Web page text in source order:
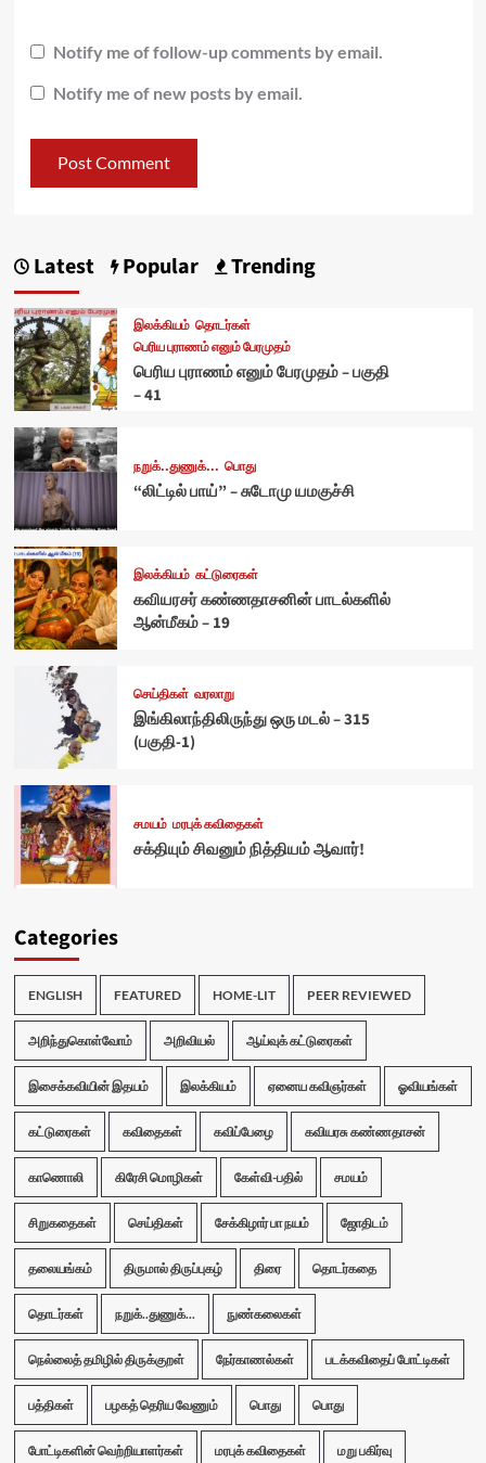
Notify me of follow-up comments by email.
Notify me of new posts by email.
Latest Popular Trending
இலக்கியம் தொடர்கள்
பெரிய புராணம் எனும் பேரமுதம்
பெரிய புராணம் எனும் பேரமுதம் – பகுதி
– 41
நறுக்..துணுக்... பொது
“லிட்டில் பாய்” – சுடோமு யமகுச்சி
இலக்கியம் கட்டுரைகள்
கவியரசர் கண்ணதாசனின் பாடல்களில்
ஆன்மீகம் – 19
செய்திகள் வரலாறு
இங்கிலாந்திலிருந்து ஒரு மடல் – 315
(பகுதி-1)
சமயம் மரபுக் கவிதைகள்
சக்தியும் சிவனும் நித்தியம் ஆவார்!
Categories
ENGLISH FEATURED HOME-LIT PEER REVIEWED
அறிந்துகொள்வோம் அறிவியல் ஆய்வுக் கட்டுரைகள்
இசைக்கவியின் இதயம் இலக்கியம் ஏனைய கவிஞர்கள் ஓவியங்கள்
கட்டுரைகள் கவிதைகள் கவிப்பேழை கவியரசு கண்ணதாசன்
காணொலி கிரேசி மொழிகள் கேள்வி-பதில் சமயம்
சிறுகதைகள் செய்திகள் சேக்கிழார் பா நயம் ஜோதிடம்
தலையங்கம் திருமால் திருப்புகழ் திரை தொடர்கதை
தொடர்கள் நறுக்..துணுக்... நுண்கலைகள்
நெல்லைத் தமிழில் திருக்குறள் நேர்காணல்கள் படக்கவிதைப் போட்டிகள்
பத்திகள் பழகத் தெரிய வேணும் பொது பொது
போட்டிகளின் வெற்றியாளர்கள் மரபுக் கவிதைகள் மறு பகிர்வு